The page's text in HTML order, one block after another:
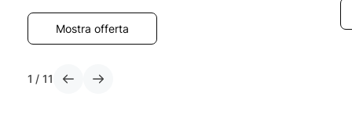
Mostra offerta
1 / 11